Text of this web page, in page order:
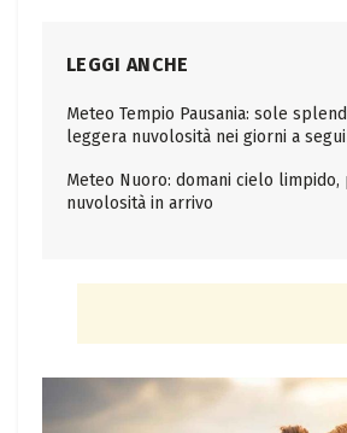
LEGGI ANCHE
Meteo Tempio Pausania: sole
leggera nuvolosità nei giorni a
Meteo Nuoro: domani cielo
nuvolosità in arrivo